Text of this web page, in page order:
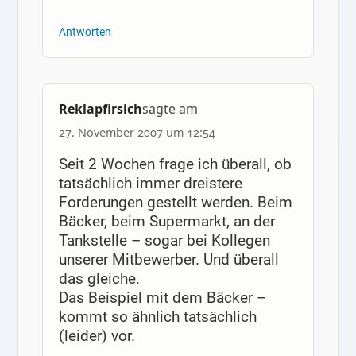
Antworten
Reklapfirsichsagte am
27. November 2007 um 12:54
Seit 2 Wochen frage ich überall, ob
tatsächlich immer dreistere
Forderungen gestellt werden. Beim
Bäcker, beim Supermarkt, an der
Tankstelle – sogar bei Kollegen
unserer Mitbewerber. Und überall
das gleiche.
Das Beispiel mit dem Bäcker –
kommt so ähnlich tatsächlich
(leider) vor.